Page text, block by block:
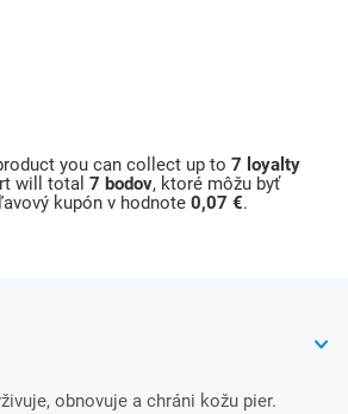
you can collect up to 7 loyalty
will total 7 bodov, ktoré môžu byť
kupón v hodnote 0,07 €.
obnovuje a chráni kožu pier.